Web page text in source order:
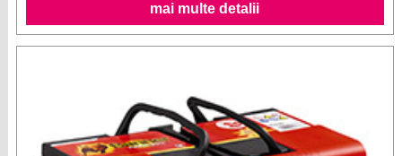
mai multe detalii